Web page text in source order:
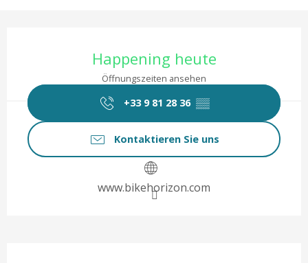
Happening heute
Öffnungszeiten ansehen
+33 9 81 28 36 ▒▒
Kontaktieren Sie uns
www.bikehorizon.com